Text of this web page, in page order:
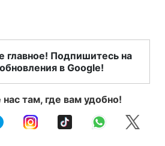
главное! Подпишитесь на
в Google!
там, где вам удобно!